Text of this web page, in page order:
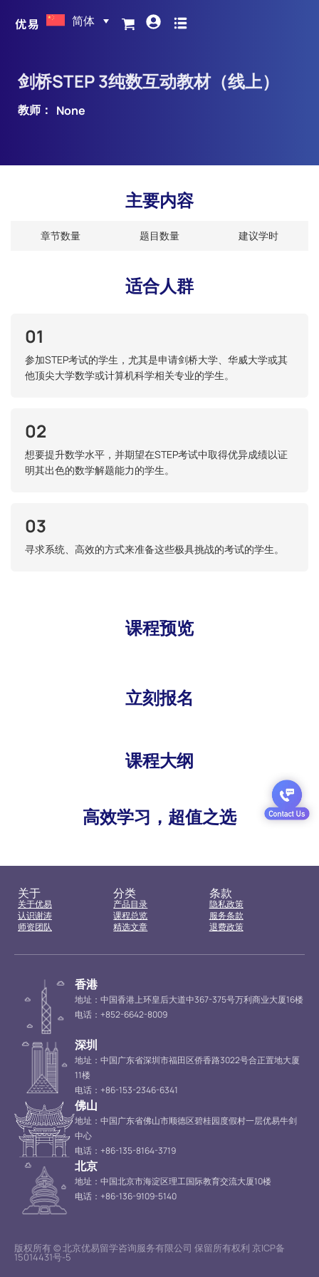
简体
剑桥STEP 3纯数互动教材（线上）
教师： None
主要内容
章节数量 题目数量 建议学时
适合人群
01
参加STEP考试的学生，尤其是申请剑桥大学、华威大学或其
他顶尖大学数学或计算机科学相关专业的学生。
02
想要提升数学水平，并期望在STEP考试中取得优异成绩以证
明其出色的数学解题能力的学生。
03
寻求系统、高效的方式来准备这些极具挑战的考试的学生。
课程预览
立刻报名
课程大纲
高效学习，超值之选
关于
关于优易
认识谢涛
师资团队
分类
产品目录
课程总览
精选文章
条款
隐私政策
服务条款
退费政策
香港
地址：中国香港上环皇后大道中367-375号万利商业大厦16楼
电话：+852-6642-8009
深圳
地址：中国广东省深圳市福田区侨香路3022号合正置地大厦
11楼
电话：+86-153-2346-6341
佛山
地址：中国广东省佛山市顺德区碧桂园度假村一层优易牛剑
中心
电话：+86-135-8164-3719
北京
地址：中国北京市海淀区理工国际教育交流大厦10楼
电话：+86-136-9109-5140
版权所有 © 北京优易留学咨询服务有限公司 保留所有权利 京ICP备
15014431号-5